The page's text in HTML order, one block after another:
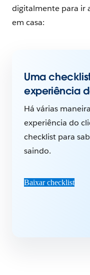
digitalmente para ir
em casa:
Uma
experiência
Há várias
experiência do
checklist para
saindo.
Baixar checklist